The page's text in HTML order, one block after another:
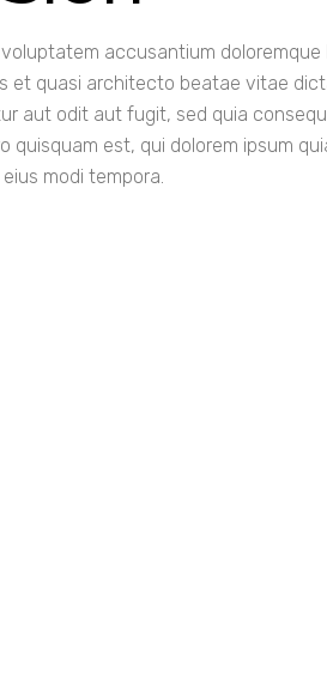
accusantium
et quasi architecto beatae vitae
aut odit aut fugit, sed quia
est, qui dolorem ipsum
modi tempora.